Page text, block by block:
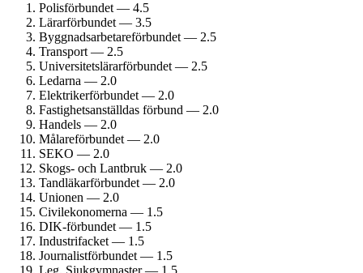
Polisförbundet — 4.5
Lärarförbundet — 3.5
Byggnadsarbetare­förbundet — 2.5
Transport — 2.5
Universitetslärar­förbundet — 2.5
Ledarna — 2.0
Elektriker­förbundet — 2.0
Fastighets­anställdas förbund — 2.0
Handels — 2.0
Målare­förbundet — 2.0
SEKO — 2.0
Skogs- och Lantbruk — 2.0
Tandläkar­förbundet — 2.0
Unionen — 2.0
Civil­ekonomerna — 1.5
DIK-förbundet — 1.5
Industrifacket — 1.5
Journalist­förbundet — 1.5
Leg. Sjukgymnaster — 1.5